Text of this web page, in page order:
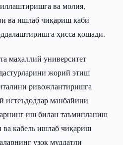
ва молия,
ва ишлаб чиқариш каби
ҳисса қошади.
маҳаллий университет
жорий этиш
ривожлантиришга
истеъдодлар манбайини
иш билан таъминланиш
кабель ишлаб чиқариш
узоқ муддатли